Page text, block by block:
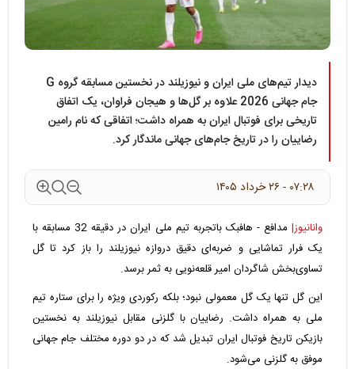
دیدار تیم‌های ملی ایران و نیوزیلند در نخستین مسابقه گروه G
جام جهانی 2026 علاوه بر گل‌ها و هیجان فراوان، یک اتفاق
تاریخی برای فوتبال ایران به همراه داشت؛ اتفاقی که نام رامین
رضاییان را در تاریخ جام‌های جهانی ماندگار کرد.
۰۷:۲۸ - ۲۶ خرداد ۱۴۰۵
وانانیوز|
مدافع - هافبک باتجربه تیم ملی ایران در دقیقه 32 مسابقه با
یک فرار تماشایی و ضربه‌ای دقیق دروازه نیوزیلند را باز کرد تا گل
تساوی‌بخش شاگردان امیر قلعه‌نویی به ثمر برسد.
این گل تنها یک گل معمولی نبود؛ بلکه رکوردی ویژه را برای ستاره تیم
ملی به همراه داشت. رضاییان با گلزنی مقابل نیوزیلند به نخستین
بازیکن تاریخ فوتبال ایران تبدیل شد که در دو دوره مختلف جام جهانی
موفق به گلزنی می‌شود.